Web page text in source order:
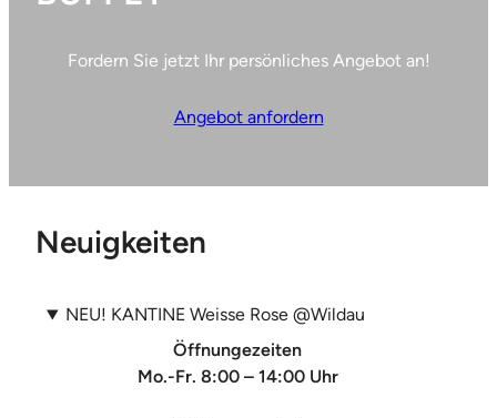
Fordern Sie jetzt Ihr persönliches Angebot an!
Angebot anfordern
Neuigkeiten
NEU! KANTINE Weisse Rose @Wildau
Öffnungezeiten
Mo.-Fr. 8:00 – 14:00 Uhr